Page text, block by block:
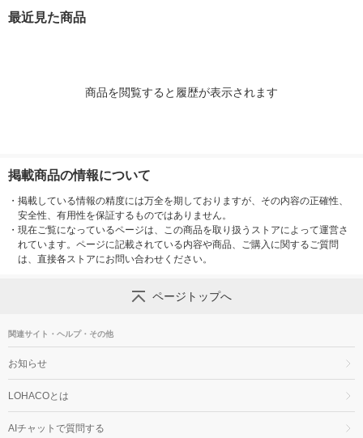
最近見た商品
商品を閲覧すると履歴が表示されます
掲載商品の情報について
・ 掲載している情報の精度には万全を期しておりますが、その内容の正確性、
安全性、有用性を保証するものではありません。
・ 現在ご覧になっているページは、この商品を取り扱うストアによって運営さ
れています。ページに記載されている内容や商品、ご購入に関するご質問
は、直接各ストアにお問い合わせください。
ページトップへ
関連サイト・ヘルプ・その他
お知らせ
LOHACOとは
AIチャットで質問する